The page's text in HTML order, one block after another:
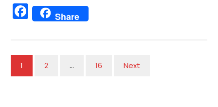
Facebook
Share
Posts
navigation
1 2 … 16 Next